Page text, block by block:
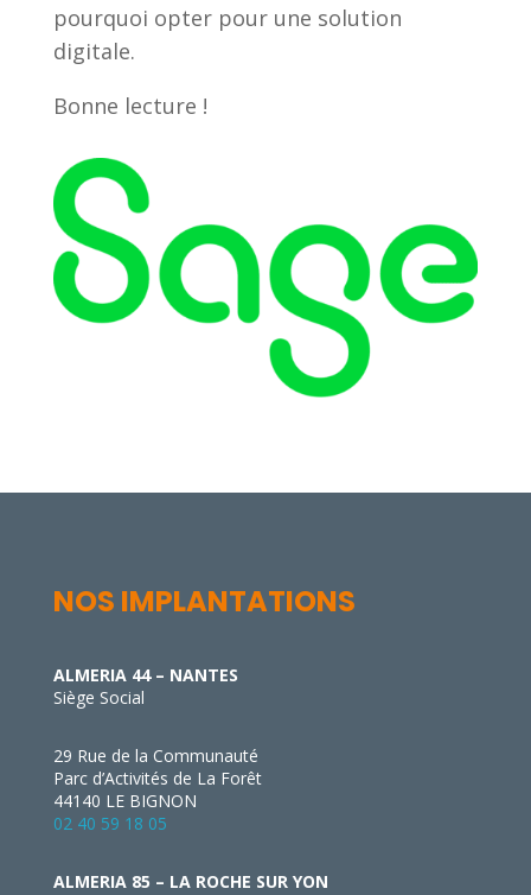
pourquoi opter pour une solution
digitale.
Bonne lecture !
NOS IMPLANTATIONS
ALMERIA 44 – NANTES
Siège Social
29 Rue de la Communauté
Parc d’Activités de La Forêt
44140 LE BIGNON
02 40 59 18 05
ALMERIA 85 – LA ROCHE SUR YON